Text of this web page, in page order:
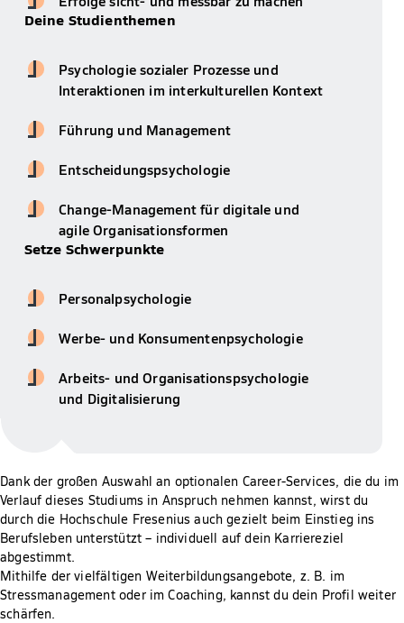
Deine Studienthemen
Psychologie sozialer Prozesse und
Interaktionen im interkulturellen Kontext
Führung und Management
Entscheidungspsychologie
Change-Management für digitale und
agile Organisationsformen
Setze Schwerpunkte
Personalpsychologie
Werbe- und Konsumentenpsychologie
Arbeits- und Organisationspsychologie
und Digitalisierung
Dank der großen Auswahl an optionalen Career-Services, die du im
Verlauf dieses Studiums in Anspruch nehmen kannst, wirst du
durch die Hochschule Fresenius auch gezielt beim Einstieg ins
Berufsleben unterstützt – individuell auf dein Karriereziel
abgestimmt.
Mithilfe der vielfältigen Weiterbildungsangebote, z. B. im
Stressmanagement oder im Coaching, kannst du dein Profil weiter
schärfen.